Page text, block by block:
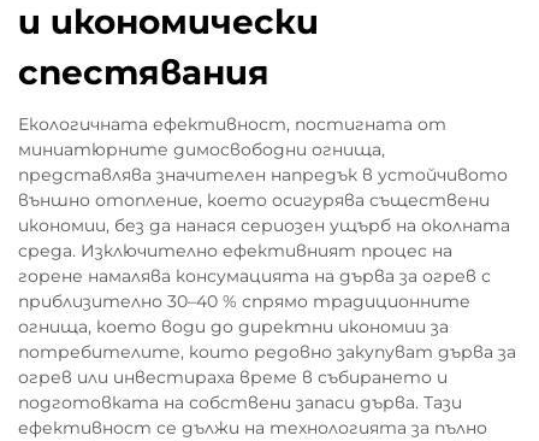
и икономически
спестявания
Екологичната ефективност, постигната от
миниатюрните димосвободни огнища,
представлява значителен напредък в устойчивото
външно отопление, което осигурява съществени
икономии, без да нанася сериозен ущърб на околната
среда. Изключително ефективният процес на
горене намалява консумацията на дърва за огрев с
приблизително 30–40 % спрямо традиционните
огнища, което води до директни икономии за
потребителите, които редовно закупуват дърва за
огрев или инвестираха време в събирането и
подготовката на собствени запаси дърва. Тази
ефективност се дължи на технологията за пълно